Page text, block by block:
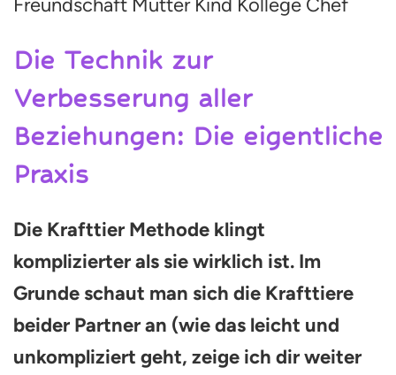
Die Technik zur
Verbesserung aller
Beziehungen: Die eigentliche
Praxis
Die Krafttier Methode klingt
komplizierter als sie wirklich ist. Im
Grunde schaut man sich die Krafttiere
beider Partner an (wie das leicht und
unkompliziert geht, zeige ich dir weiter